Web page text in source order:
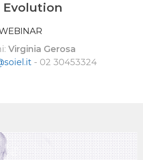
Evolution
Virginia Gerosa
- 02 30453324